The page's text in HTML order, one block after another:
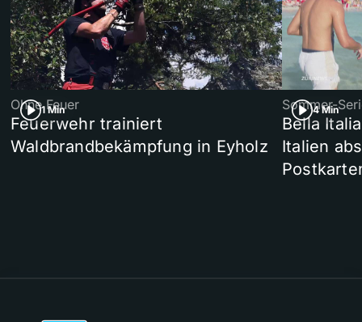
1 Min
Ohne Feuer
Feuerwehr trainiert
Waldbrandbekämpfung in Eyholz
4 Min
Sommer-
Bella
Italien